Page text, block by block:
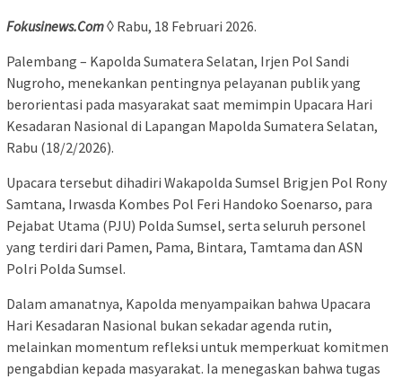
Fokusinews.Com◊ Rabu, 18 Februari 2026.
Palembang – Kapolda Sumatera Selatan, Irjen Pol Sandi
Nugroho, menekankan pentingnya pelayanan publik yang
berorientasi pada masyarakat saat memimpin Upacara Hari
Kesadaran Nasional di Lapangan Mapolda Sumatera Selatan,
Rabu (18/2/2026).
Upacara tersebut dihadiri Wakapolda Sumsel Brigjen Pol Rony
Samtana, Irwasda Kombes Pol Feri Handoko Soenarso, para
Pejabat Utama (PJU) Polda Sumsel, serta seluruh personel
yang terdiri dari Pamen, Pama, Bintara, Tamtama dan ASN
Polri Polda Sumsel.
Dalam amanatnya, Kapolda menyampaikan bahwa Upacara
Hari Kesadaran Nasional bukan sekadar agenda rutin,
melainkan momentum refleksi untuk memperkuat komitmen
pengabdian kepada masyarakat. Ia menegaskan bahwa tugas